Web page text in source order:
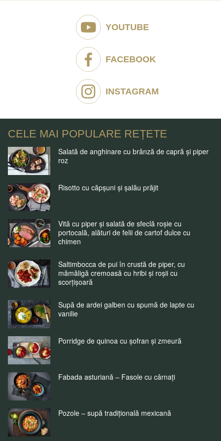
YOUTUBE
FACEBOOK
INSTAGRAM
CELE MAI POPULARE REȚETE
Salată de anghinare cu brânză de capră și piper
roz
Risotto cu căpșuni și șalău prăjit
Vită cu piper și salată de sfeclă roșie cu
portocală, alături de felii de cartof dulce cu
chimen
Saltimbocca de pui în crustă de piper, cu
mămăligă cremoasă cu hribi și roșii cu
scorțișoară
Supă de ardei galben cu spumă de lapte cu
vanilie
Porridge de quinoa cu șofran și zmeură
Fabada asturiană – Fasole cu cârnați
Pozole – supă tradițională mexicană